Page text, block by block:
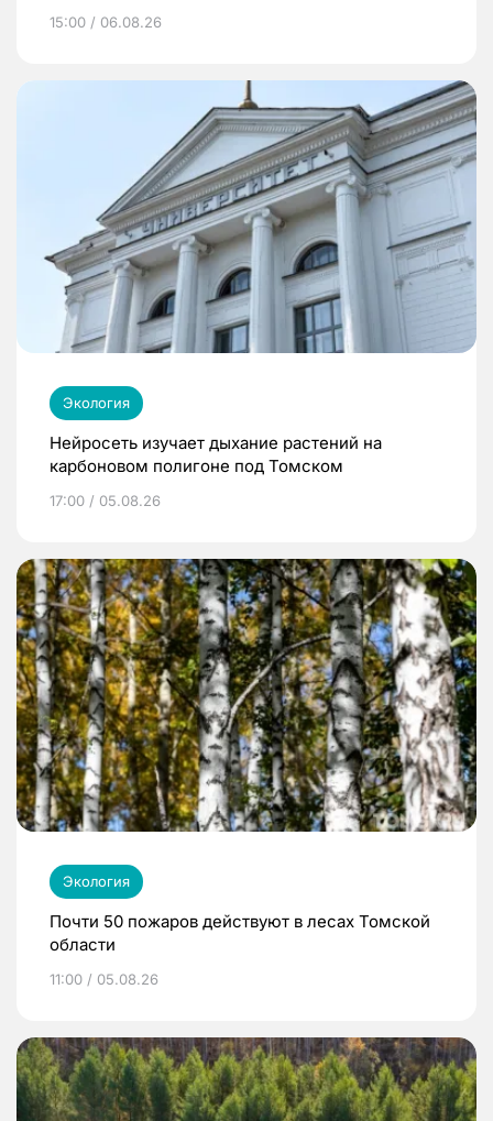
15:00 / 06.08.26
Экология
Нейросеть изучает дыхание растений на
карбоновом полигоне под Томском
17:00 / 05.08.26
Экология
Почти 50 пожаров действуют в лесах Томской
области
11:00 / 05.08.26